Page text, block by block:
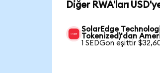
Diğer RWA'ları
SolarEdge
Tokenized)'dan
1 SEDGon eşittir